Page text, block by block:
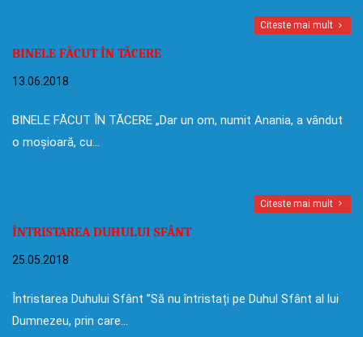
Citeste mai mult
BINELE FĂCUT ÎN TĂCERE
13.06.2018
BINELE FĂCUT ÎN TĂCERE „Dar un om, numit Anania, a vândut
o moșioară, cu…
Citeste mai mult
ÎNTRISTAREA DUHULUI SFÂNT
25.05.2018
Întristarea Duhului Sfânt ”Să nu întristați pe Duhul Sfânt al lui
Dumnezeu, prin care…